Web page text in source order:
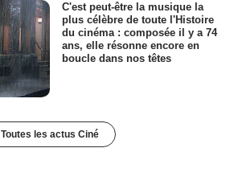
C'est peut-être la musique la
plus célèbre de toute l'Histoire
du cinéma : composée il y a 74
ans, elle résonne encore en
boucle dans nos têtes
Toutes les actus Ciné